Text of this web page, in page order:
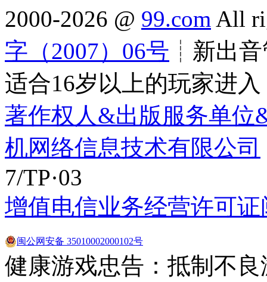
2000-2026 @ 99.com All
字（2007）06号 ┊新出
适合16岁以上的玩家进入
著作权人&出版服务单位
机网络信息技术有限公司
7/TP·03
增值电信业务经营许可证
闽公网安备 35010002000102号
健康游戏忠告：抵制不